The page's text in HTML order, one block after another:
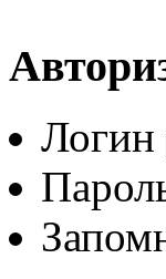
Логин